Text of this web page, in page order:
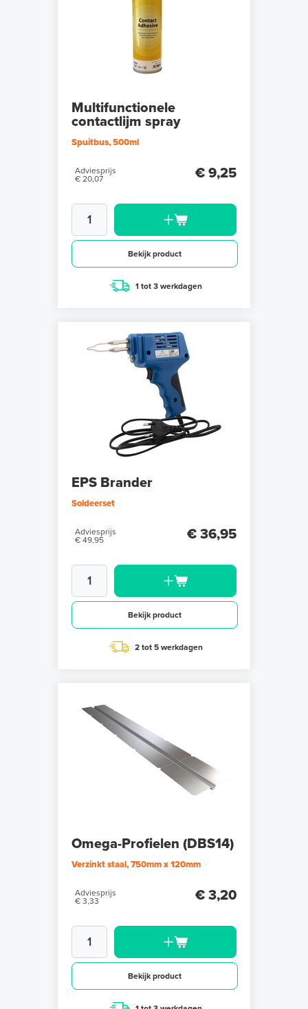
Multifunctionele
contactlijm spray
Spuitbus, 500ml
Adviesprijs
€ 20,07
€ 9,25
Bekijk product
1 tot 3 werkdagen
EPS Brander
Soldeerset
Adviesprijs
€ 49,95
€ 36,95
Bekijk product
2 tot 5 werkdagen
Omega-Profielen (DBS14)
Verzinkt staal, 750mm x 120mm
Adviesprijs
€ 3,33
€ 3,20
Bekijk product